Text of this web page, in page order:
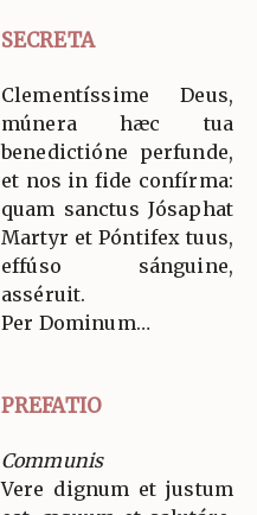
SECRETA
Clementíssime Deus,
múnera hæc tua
benedictióne perfunde,
et nos in fide confírma:
quam sanctus Jósaphat
Martyr et Póntifex tuus,
effúso sánguine,
asséruit.
Per Dominum…
PREFATIO
Communis
Vere dignum et justum